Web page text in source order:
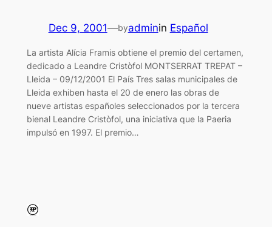
Dec 9, 2001—byadminin Español
La artista Alícia Framis obtiene el premio del certamen,
dedicado a Leandre Cristòfol MONTSERRAT TREPAT –
Lleida – 09/12/2001 El País Tres salas municipales de
Lleida exhiben hasta el 20 de enero las obras de
nueve artistas españoles seleccionados por la tercera
bienal Leandre Cristòfol, una iniciativa que la Paeria
impulsó en 1997. El premio…